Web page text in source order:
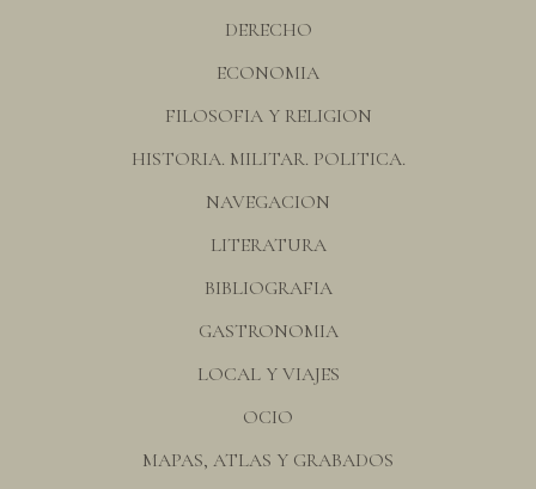
DERECHO
ECONOMIA
FILOSOFIA Y RELIGION
HISTORIA. MILITAR. POLITICA.
NAVEGACION
LITERATURA
BIBLIOGRAFIA
GASTRONOMIA
LOCAL Y VIAJES
OCIO
MAPAS, ATLAS Y GRABADOS